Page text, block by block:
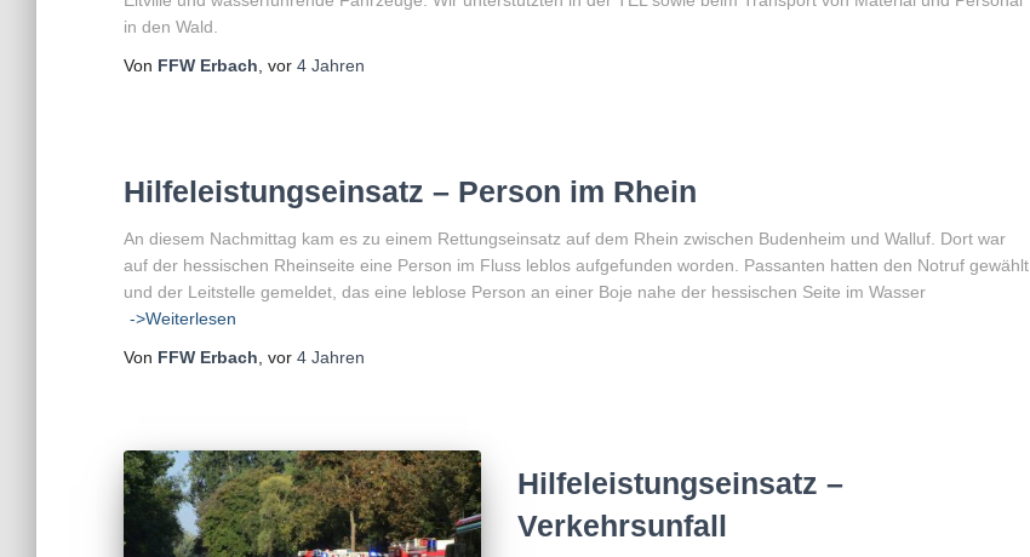
in den Wald.
Von FFW Erbach , vor 4 Jahren
Hilfeleistungseinsatz – Person im Rhein
An diesem Nachmittag kam es zu einem Rettungseinsatz auf dem Rhein zwischen Budenheim und Walluf. Dort war
auf der hessischen Rheinseite eine Person im Fluss leblos aufgefunden worden. Passanten hatten den Notruf gewählt
und der Leitstelle gemeldet, das eine leblose Person an einer Boje nahe der hessischen Seite im Wasser
->Weiterlesen
Von FFW Erbach , vor 4 Jahren
Hilfeleistungseinsatz –
Verkehrsunfall